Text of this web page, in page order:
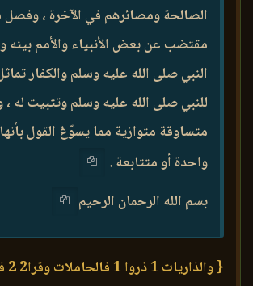
الصالحة ومصائرهم في الآخرة ،
مقتضب عن بعض الأنبياء والأمم بينه
النبي صلى الله عليه وسلم والكفار
للنبي صلى الله عليه وسلم وتثبيت له ،
متساوقة متوازية مما يسوّغ القول
واحدة أو متتابعة .
بسم الله الرحمان الرحيم